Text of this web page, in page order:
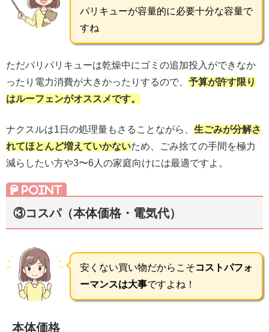
パリキューが容量的に必要十分な容量で
すね
ただパリパリキューは乾燥中にゴミの追加投入ができなか
ったり電力消費が大きかったりするので、 予算が許す限り
はルーフェンがオススメです。
ナクスルは1日の処理量もさることながら、 生ごみが分解さ
れてほとんど増えていかないため、ごみ捨ての手間を極力
減らしたい方や3〜6人の家庭向けには最適ですよ。
③コスパ（本体価格・電気代）
安くない買い物だからこそコストパフォ
ーマンスは大事ですよね！
本体価格